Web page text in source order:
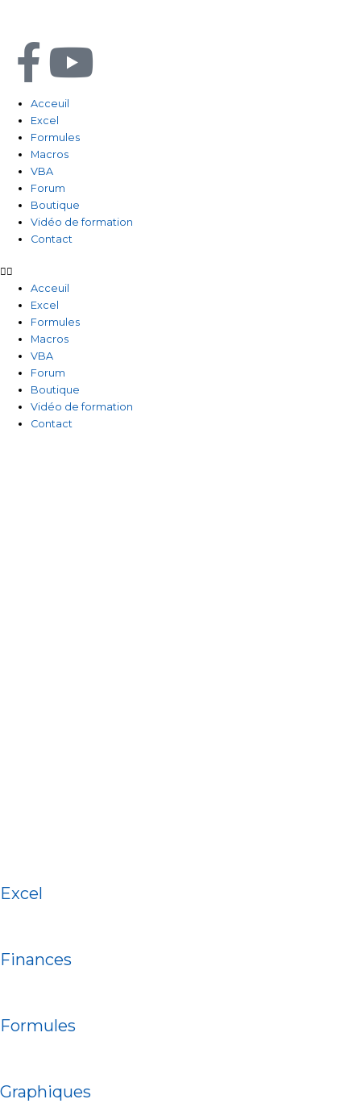
contenuF
a
c
e
b
o
k
-
f
Y
u
u
Acceuil
Excel
Formules
Macros
VBA
Forum
Boutique
Vidéo de formation
Contact
Acceuil
Excel
Formules
Macros
VBA
Forum
Boutique
Vidéo de formation
Contact
Excel
Finances
Formules
Graphiques